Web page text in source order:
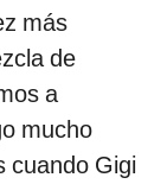
más
de
a
mucho
cuando Gigi